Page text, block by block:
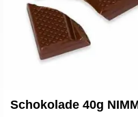
Anfang
Schokolade 40g